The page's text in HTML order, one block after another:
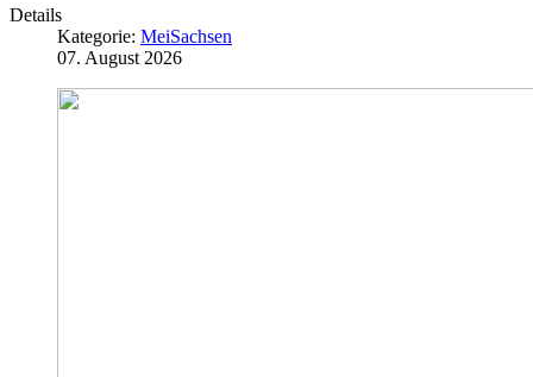
Details
Kategorie: MeiSachsen
07. August 2026